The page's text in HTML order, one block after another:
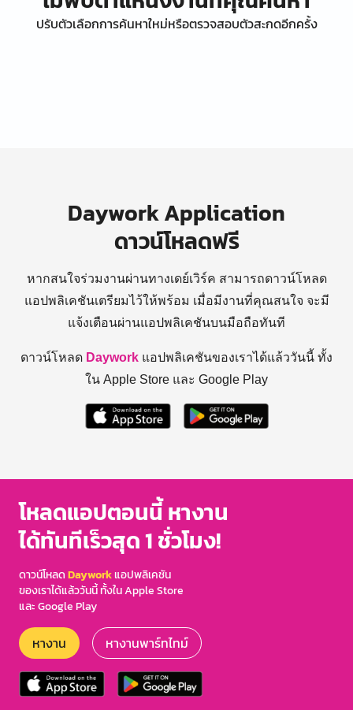
ปรับตัวเลือกการค้นหาใหม่หรือตรวจสอบตัวสะกดอีกครั้ง
Daywork Application
ดาวน์โหลดฟรี
หากสนใจร่วมงานผ่านทางเดย์เวิร์ค สามารถดาวน์โหลด
แอปพลิเคชันเตรียมไว้ให้พร้อม เมื่อมีงานที่คุณสนใจ จะมี
แจ้งเตือนผ่านแอปพลิเคชันบนมือถือทันที
ดาวน์โหลด Daywork แอปพลิเคชันของเราได้แล้ววันนี้ ทั้ง
ใน Apple Store และ Google Play
โหลดแอปตอนนี้ หางาน
ได้ทันทีเร็วสุด 1 ชั่วโมง!
ดาวน์โหลดDayworkแอปพลิเคชัน
ของเราได้แล้ววันนี้ ทั้งใน Apple Store
และ Google Play
หางาน หางานพาร์ทไทม์